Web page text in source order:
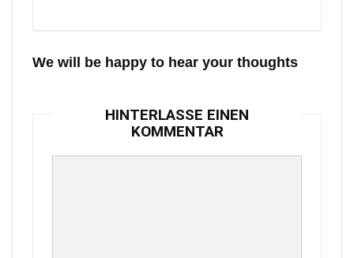
We will be happy to hear your thoughts
HINTERLASSE EINEN
KOMMENTAR